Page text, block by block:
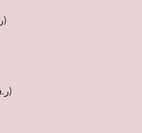
Isle of Man (QAR ر.ق)
Kazakhstan (QAR ر.ق)